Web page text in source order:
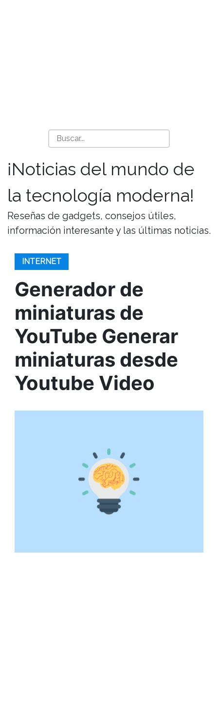
¡Noticias del mundo de
la tecnología moderna!
Reseñas de gadgets, consejos útiles,
información interesante y las últimas noticias.
INTERNET
Generador de
miniaturas de
YouTube Generar
miniaturas desde
Youtube Video